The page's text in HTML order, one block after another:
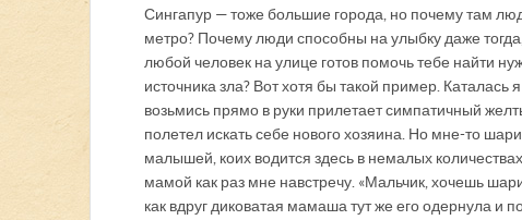
Сингапур — тоже большие города, но почему там
метро? Почему люди способны на улыбку даже
любой человек на улице готов помочь тебе найти
источника зла? Вот хотя бы такой пример. Каталась
возьмись прямо в руки прилетает симпатичный
полетел искать себе нового хозяина. Но мне-то
малышей, коих водится здесь в немалых
мамой как раз мне навстречу. «Мальчик, хочешь
как вдруг диковатая мамаша тут же его одернула и